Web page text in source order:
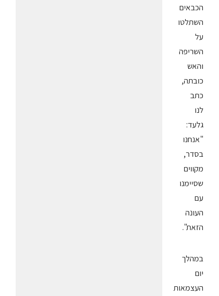
הכבאים
השתלטו
על
השריפה
והאש
כובתה,
כתב
לנו
גלעד:
"אנחנו
בסדר,
מקווים
שסיימנו
עם
העונה
הזאת".
במהלך
יום
העצמאות